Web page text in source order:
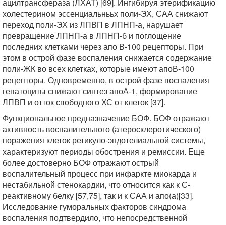
холестерином эссенциальнььх поли-ЭХ, САА снижают
переход поли-ЭХ из ЛПВП в ЛПНП-а, нарушает
превращение ЛПНП-а в ЛПНП-б и поглощение
последних клетками через апо В-100 рецепторы. При
этом в острой фазе воспаления снижается содержание
поли-ЖК во всех клетках, которые имеют апоВ-100
рецепторы. Одновременно, в острой фазе воспаления
гепатоциты снижают синтез апоА-1, формирование
ЛПВП и отток свободного ХС от клеток [37].
Функциональное предназначение БОФ. БОФ отражают
активность воспалительного (атеросклеротического)
поражения клеток ретикуло-эндотелиальной системы,
характеризуют периоды обострения и ремиссии. Еще
более достоверно БОФ отражают острый
воспалительный процесс при инфаркте миокарда и
нестабильной стенокардии, что относится как к С-
реактивному белку [57,75], так и к САА и апо(а)[33].
Исследование гуморальных факторов синдрома
воспаления подтвердило, что непосредственной